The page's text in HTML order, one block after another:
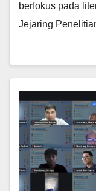
berfokus pada
Jejaring